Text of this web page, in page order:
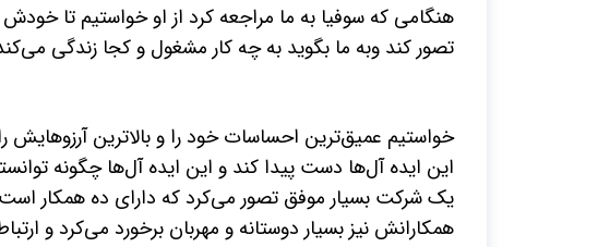
هنگامی که سوفیا به ما مراجعه کرد از او خواستیم تا
تصور کند وبه ما بگوید به چه کار مشغول و کجا زندگی
خواستیم عمیق‌ترین احساسات خود را و بالاترین
این ایده آل‌ها دست پیدا کند و این ایده آل‌ها چگونه
یک شرکت بسیار موفق تصور می‌کرد که دارای ده همکار
همکارانش نیز بسیار دوستانه و مهربان برخورد می‌کرد و